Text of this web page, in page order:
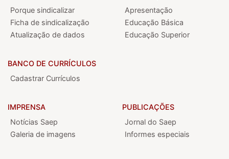
Porque sindicalizar
Ficha de sindicalização
Atualização de dados
BANCO DE CURRÍCULOS
Cadastrar Currículos
Apresentação
Educação Básica
Educação Superior
IMPRENSA
Notícias Saep
Galeria de imagens
PUBLICAÇÕES
Jornal do Saep
Informes especiais